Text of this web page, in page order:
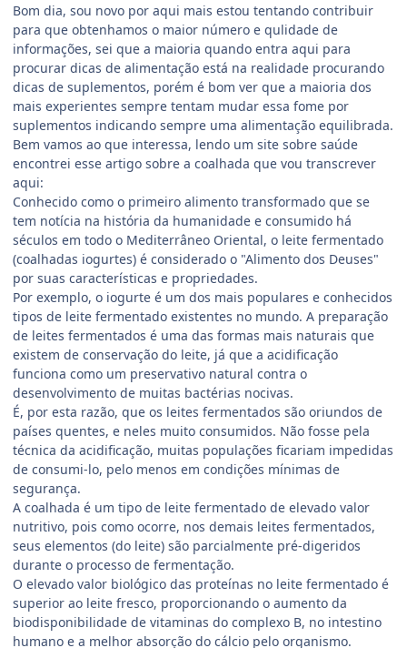
Bom dia, sou novo por aqui mais estou tentando contribuir
para que obtenhamos o maior número e qulidade de
informações, sei que a maioria quando entra aqui para
procurar dicas de alimentação está na realidade procurando
dicas de suplementos, porém é bom ver que a maioria dos
mais experientes sempre tentam mudar essa fome por
suplementos indicando sempre uma alimentação equilibrada.
Bem vamos ao que interessa, lendo um site sobre saúde
encontrei esse artigo sobre a coalhada que vou transcrever
aqui:
Conhecido como o primeiro alimento transformado que se
tem notícia na história da humanidade e consumido há
séculos em todo o Mediterrâneo Oriental, o leite fermentado
(coalhadas iogurtes) é considerado o "Alimento dos Deuses"
por suas características e propriedades.
Por exemplo, o iogurte é um dos mais populares e conhecidos
tipos de leite fermentado existentes no mundo. A preparação
de leites fermentados é uma das formas mais naturais que
existem de conservação do leite, já que a acidificação
funciona como um preservativo natural contra o
desenvolvimento de muitas bactérias nocivas.
É, por esta razão, que os leites fermentados são oriundos de
países quentes, e neles muito consumidos. Não fosse pela
técnica da acidificação, muitas populações ficariam impedidas
de consumi-lo, pelo menos em condições mínimas de
segurança.
A coalhada é um tipo de leite fermentado de elevado valor
nutritivo, pois como ocorre, nos demais leites fermentados,
seus elementos (do leite) são parcialmente pré-digeridos
durante o processo de fermentação.
O elevado valor biológico das proteínas no leite fermentado é
superior ao leite fresco, proporcionando o aumento da
biodisponibilidade de vitaminas do complexo B, no intestino
humano e a melhor absorção do cálcio pelo organismo.